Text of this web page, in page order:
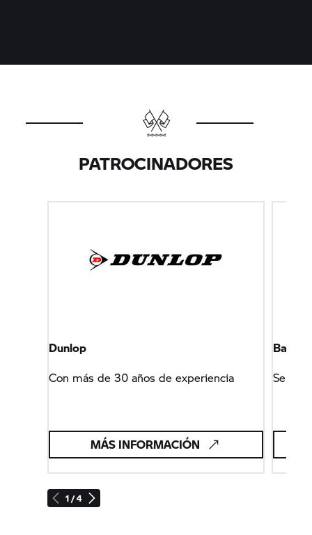
PATROCINADORES
1 / 4
Dunlop
Con más de 30 años de experiencia
MÁS INFORMACIÓN
Barge